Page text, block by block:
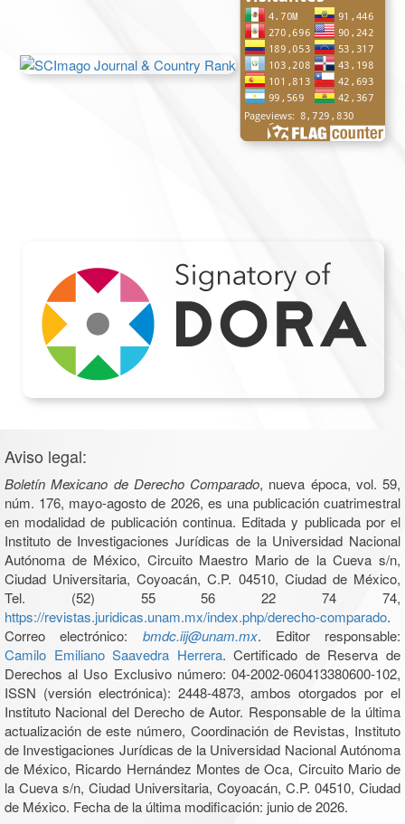
Aviso legal:
Boletín Mexicano de Derecho Comparado, nueva época, vol. 59,
núm. 176, mayo-agosto de 2026, es una publicación cuatrimestral
en modalidad de publicación continua. Editada y publicada por el
Instituto de Investigaciones Jurídicas de la Universidad Nacional
Autónoma de México, Circuito Maestro Mario de la Cueva s/n,
Ciudad Universitaria, Coyoacán, C.P. 04510, Ciudad de México,
Tel. (52) 55 56 22 74 74,
https://revistas.juridicas.unam.mx/index.php/derecho-comparado.
Correo electrónico: bmdc.iij@unam.mx. Editor responsable:
Camilo Emiliano Saavedra Herrera. Certificado de Reserva de
Derechos al Uso Exclusivo número: 04-2002-060413380600-102,
ISSN (versión electrónica): 2448-4873, ambos otorgados por el
Instituto Nacional del Derecho de Autor. Responsable de la última
actualización de este número, Coordinación de Revistas, Instituto
de Investigaciones Jurídicas de la Universidad Nacional Autónoma
de México, Ricardo Hernández Montes de Oca, Circuito Mario de
la Cueva s/n, Ciudad Universitaria, Coyoacán, C.P. 04510, Ciudad
de México. Fecha de la última modificación: junio de 2026.